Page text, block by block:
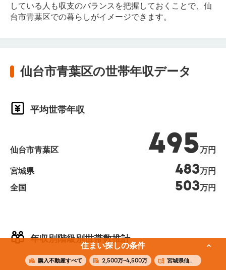
住まい探しの条件
購入不動産すべて 2,500万~4,500万 宮城県仙台市青葉区
している人も収支のバランスを把握しておくことで、仙
台市青葉区での暮らしがイメージできます。
仙台市青葉区の世帯年収データ
年収別階級別世帯数推計
平均世帯年収
仙台市青葉区 495万円
宮城県 483万円
全国
503万円